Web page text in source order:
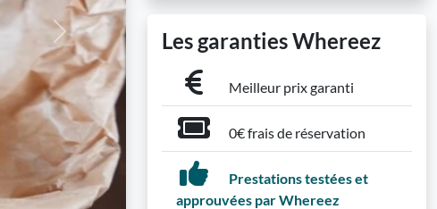
Next Les garanties Whereez
Meilleur prix garanti
0€ frais de réservation
Prestations testées et
approuvées par Whereez